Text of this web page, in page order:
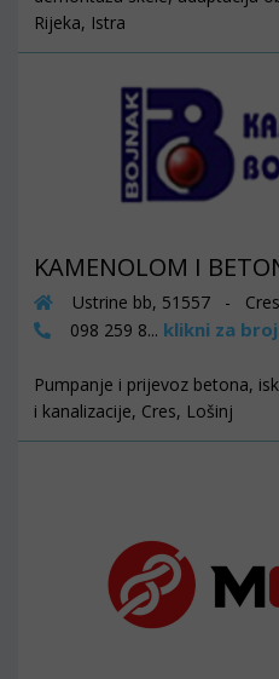
Rijeka, Istra
KAMENOLOM I
Ustrine bb, 51557 - Cres
098 259 8... klikni za broj
Pumpanje i prijevoz betona,
i kanalizacije, Cres, Lošinj